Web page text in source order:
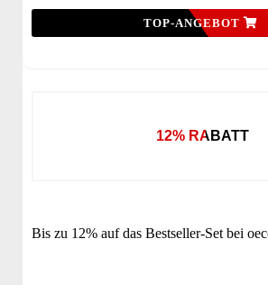
TOP-ANGEBOT
12% RABATT
Bis zu 12% auf das Bestseller-Set bei